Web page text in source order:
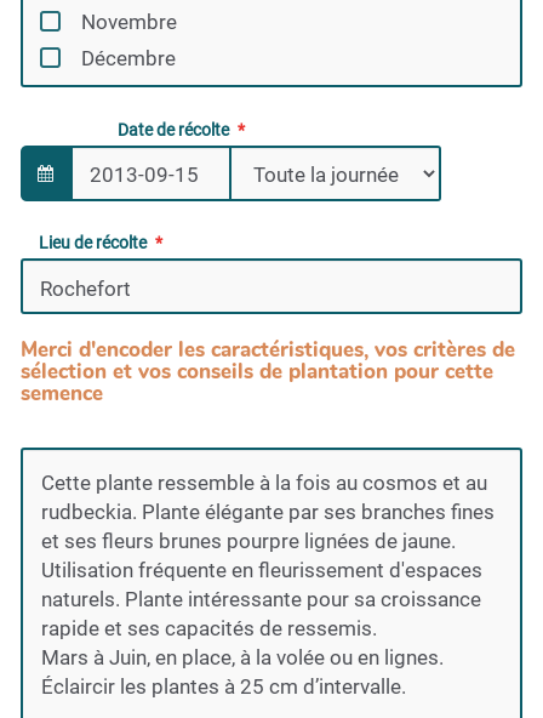
Novembre
Décembre
Date de récolte
Lieu de récolte
Merci d'encoder les caractéristiques, vos critères de
sélection et vos conseils de plantation pour cette
semence